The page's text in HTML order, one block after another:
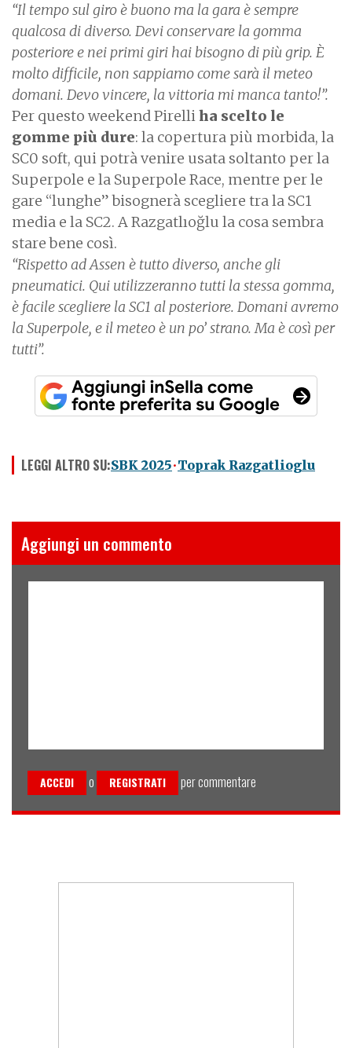
“Il tempo sul giro è buono ma la gara è sempre
qualcosa di diverso. Devi conservare la gomma
posteriore e nei primi giri hai bisogno di più grip. È
molto difficile, non sappiamo come sarà il meteo
domani. Devo vincere, la vittoria mi manca tanto!”.
Per questo weekend Pirelliha scelto le
gomme più dure: la copertura più morbida, la
SC0 soft, qui potrà venire usata soltanto per la
Superpole e la Superpole Race, mentre per le
gare “lunghe” bisognerà scegliere tra la SC1
media e la SC2. A Razgatlıoğlu la cosa sembra
stare bene così.
“Rispetto ad Assen è tutto diverso, anche gli
pneumatici. Qui utilizzeranno tutti la stessa gomma,
è facile scegliere la SC1 al posteriore. Domani avremo
la Superpole, e il meteo è un po’ strano. Ma è così per
tutti”.
LEGGI ALTRO SU:SBK 2025 Toprak Razgatlioglu
Aggiungi un commento
ACCEDI o REGISTRATI per commentare